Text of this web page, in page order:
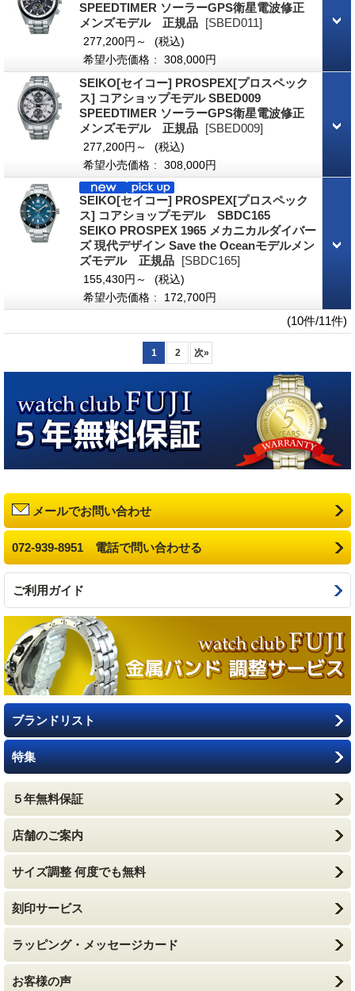
SPEEDTIMER ソーラーGPS衛星電波修正
メンズモデル 正規品 [SBED011]
277,200円～
(税込)
希望小売価格 : 308,000円
SEIKO[セイコー] PROSPEX[プロスペック
ス] コアショップモデル SBED009
SPEEDTIMER ソーラーGPS衛星電波修正
メンズモデル 正規品 [SBED009]
277,200円～
(税込)
希望小売価格 : 308,000円
SEIKO[セイコー] PROSPEX[プロスペック
ス] コアショップモデル SBDC165
SEIKO PROSPEX 1965 メカニカルダイバー
ズ 現代デザイン Save the Oceanモデルメン
ズモデル 正規品 [SBDC165]
155,430円～
(税込)
希望小売価格 : 172,700円
(10件/11件)
1 2 次»
メールでお問い合わせ
072-939-8951 電話で問い合わせる
ご利用ガイド
ブランドリスト
特集
５年無料保証
店舗のご案内
サイズ調整 何度でも無料
刻印サービス
ラッピング・メッセージカード
お客様の声